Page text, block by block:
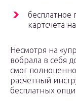
бесплатное
картсчета
Несмотря на
вобрала в себя
смог
расчетный
бесплатных